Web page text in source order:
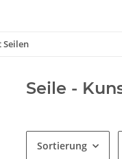
Seilen
Seile -
Sortierung